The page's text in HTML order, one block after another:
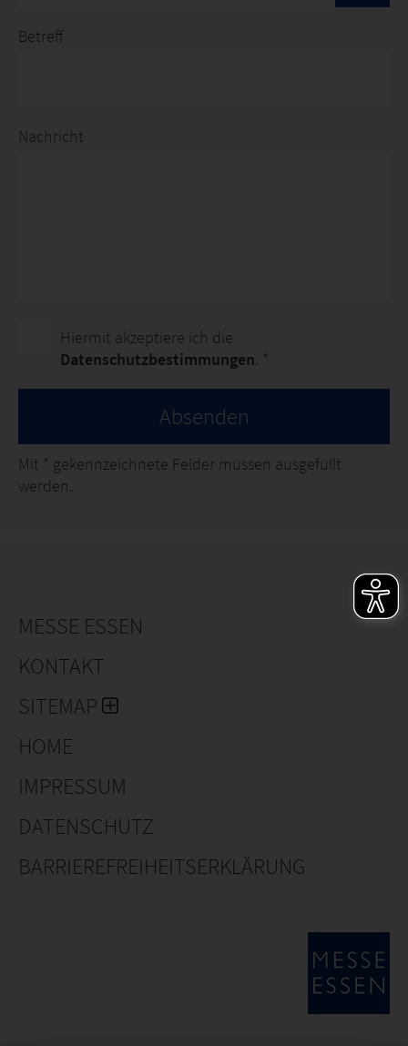
Betreff
Nachricht
Hiermit akzeptiere ich die
Datenschutzbestimmungen . *
Absenden
Mit * gekennzeichnete Felder müssen ausgefüllt
werden.
MESSE ESSEN
KONTAKT
SITEMAP
HOME
IMPRESSUM
DATENSCHUTZ
BARRIEREFREIHEITSERKLÄRUNG